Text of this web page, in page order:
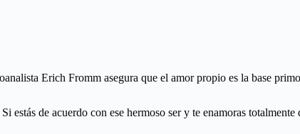
Erich Fromm asegura que el amor propio es la base
de acuerdo con ese hermoso ser y te enamoras